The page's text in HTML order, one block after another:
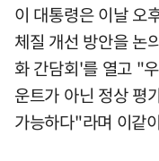
이 대통령은 이날 오
체질 개선 방안을 논
화 간담회'를 열고 "
운트가 아닌 정상 평
가능하다"라며 이같